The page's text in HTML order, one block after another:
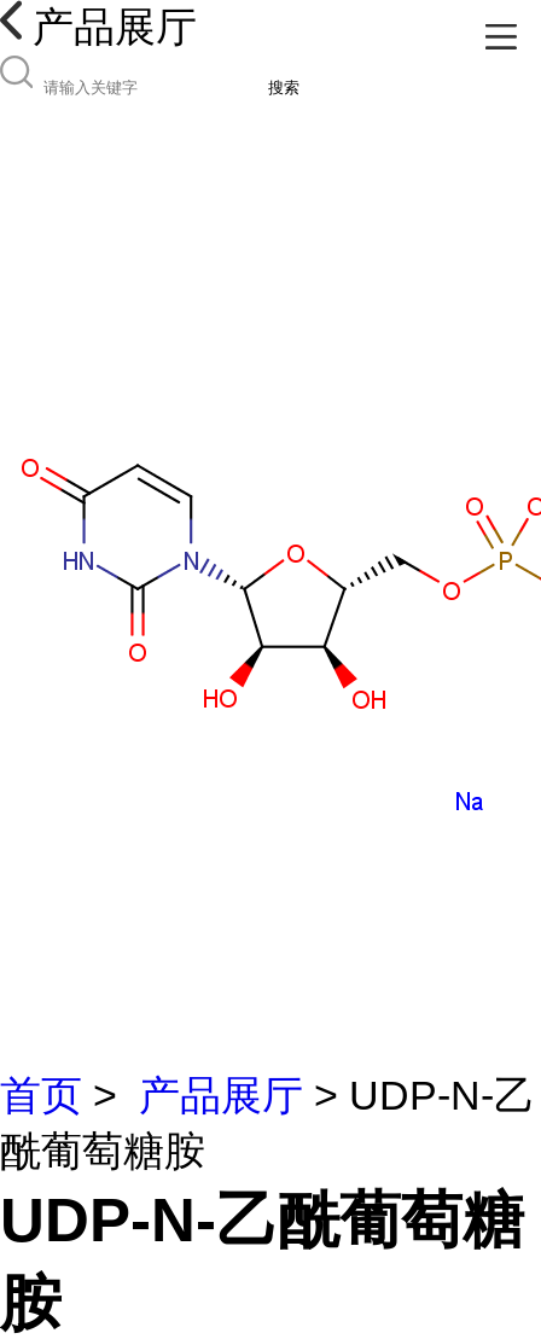
产品展厅
搜索
首页 > 产品展厅 > UDP-N-乙
酰葡萄糖胺
UDP-N-乙酰葡萄糖
胺